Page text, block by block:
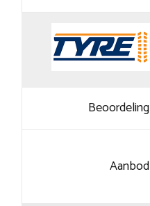
Beoordeling
Aanbod